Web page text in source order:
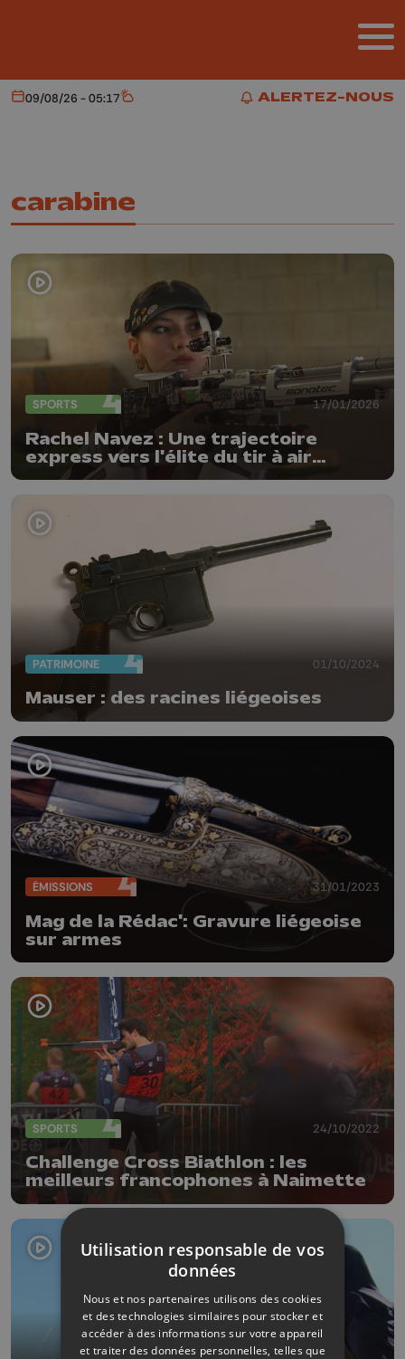
ALERTEZ-NOUS
ALERTEZ-NOUS
Aujourd'hui
09/08/26 - 05:17 Météo
carabine
SPORTS 17/01/2026
Rachel Navez : Une trajectoire
express vers l'élite du tir à air
comprimé
PATRIMOINE 01/10/2024
Mauser : des racines liégeoises
ÉMISSIONS 31/01/2023
Mag de la Rédac': Gravure liégeoise
sur armes
SPORTS 24/10/2022
Challenge Cross Biathlon : les
meilleurs francophones à Naimette
Utilisation responsable de vos
données
Nous et nos partenaires utilisons des cookies
et des technologies similaires pour stocker et
accéder à des informations sur votre appareil
et traiter des données personnelles, telles que